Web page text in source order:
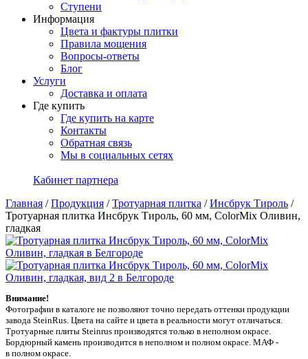
Ступени
Информация
Цвета и фактуры плитки
Правила мощения
Вопросы-ответы
Блог
Услуги
Доставка и оплата
Где купить
Где купить на карте
Контакты
Обратная связь
Мы в социальных сетях
Кабинет партнера
Главная /Продукция /Тротуарная плитка /Инсбрук Тироль /
Тротуарная плитка Инсбрук Тироль, 60 мм, ColorMix Оливин,
гладкая
Внимание!
Фотографии в каталоге не позволяют точно передать оттенки продукции
заводa SteinRus. Цвета на сайте и цвета в реальности могут отличаться.
Тротуарные плиты Steinrus производятся только в неполном окрасе.
Бордюрный камень производится в неполном и полном окрасе. МАФ -
в полном окрасе.